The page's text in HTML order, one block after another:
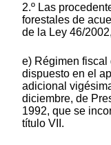
2.º Las
forestales de
de la Ley 46/
e) Régimen
dispuesto en el
adicional
diciembre, de
1992, que se
título VII.